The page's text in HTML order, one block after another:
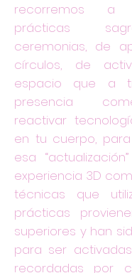
recorremos
prácticas
ceremonias, de
círculos, de
espacio que a
presencia
reactivar
en tu cuerpo,
esa
experiencia 3D
técnicas que
prácticas
superiores y han
para ser
recordadas por